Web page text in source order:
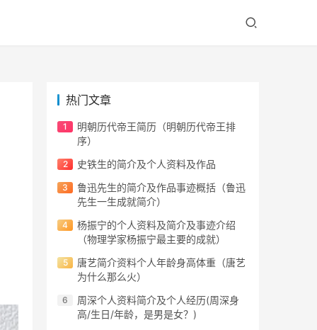
热门文章
明朝历代帝王简历（明朝历代帝王排
序）
史铁生的简介及个人资料及作品
鲁迅先生的简介及作品事迹概括（鲁迅
先生一生成就简介）
杨振宁的个人资料及简介及事迹介绍
（物理学家杨振宁最主要的成就）
唐艺简介资料个人年龄身高体重（唐艺
为什么那么火）
周深个人资料简介及个人经历(周深身
高/生日/年龄，是男是女？)